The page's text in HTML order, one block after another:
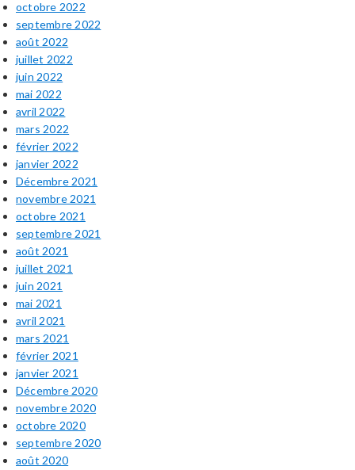
octobre 2022
septembre 2022
août 2022
juillet 2022
juin 2022
mai 2022
avril 2022
mars 2022
février 2022
janvier 2022
Décembre 2021
novembre 2021
octobre 2021
septembre 2021
août 2021
juillet 2021
juin 2021
mai 2021
avril 2021
mars 2021
février 2021
janvier 2021
Décembre 2020
novembre 2020
octobre 2020
septembre 2020
août 2020